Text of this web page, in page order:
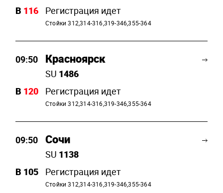
B 116 Регистрация идет
Стойки 312,314-316,319-346,355-364
09:50 Красноярск
SU 1486
B 120 Регистрация идет
Стойки 312,314-316,319-346,355-364
09:50 Сочи
SU 1138
B 105 Регистрация идет
Стойки 312,314-316,319-346,355-364